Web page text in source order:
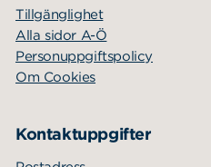
Tillgänglighet
Alla sidor A-Ö
Personuppgiftspolicy
Om Cookies
Kontaktuppgifter